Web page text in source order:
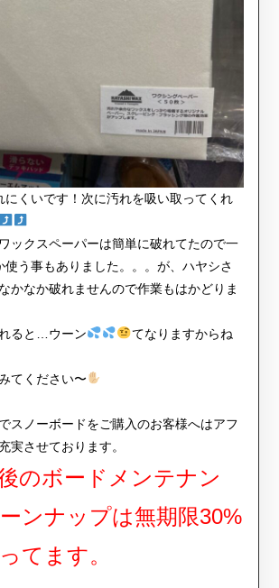
にくいです！次に汚れを吸い取ってくれ
ックスペーパーは簡単に破れてたので一
使う事もありました。。。が、ハヤシさ
かなか破れませんので作業もはかどりま
ると…ウーン
てなりますからね
てください〜
スノーボードをご購入のお客様へはアフ
実させております。
のボードメンテナン
ンナップは無期限30%
てます。